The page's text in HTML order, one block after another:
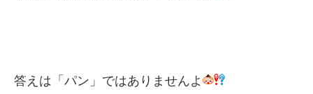
答えは「パン」ではありませんよ